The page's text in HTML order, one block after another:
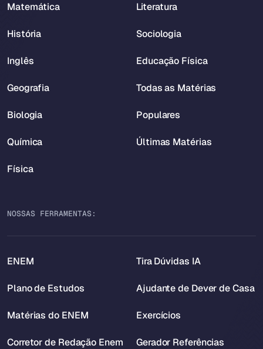
Matemática
História
Inglês
Geografia
Biologia
Química
Física
Literatura
Sociologia
Educação Física
Todas as Matérias
Populares
Últimas Matérias
NOSSAS FERRAMENTAS:
ENEM
Plano de Estudos
Matérias do ENEM
Corretor de Redação Enem
Tira Dúvidas IA
Ajudante de Dever de Casa
Exercícios
Gerador Referências